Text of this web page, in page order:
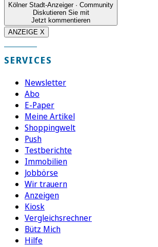
Kölner Stadt-Anzeiger · Community
Diskutieren Sie mit
Jetzt kommentieren
ANZEIGE X
SERVICES
Newsletter
Abo
E-Paper
Meine Artikel
Shoppingwelt
Push
Testberichte
Immobilien
Jobbörse
Wir trauern
Anzeigen
Kiosk
Vergleichsrechner
Bütz Mich
Hilfe